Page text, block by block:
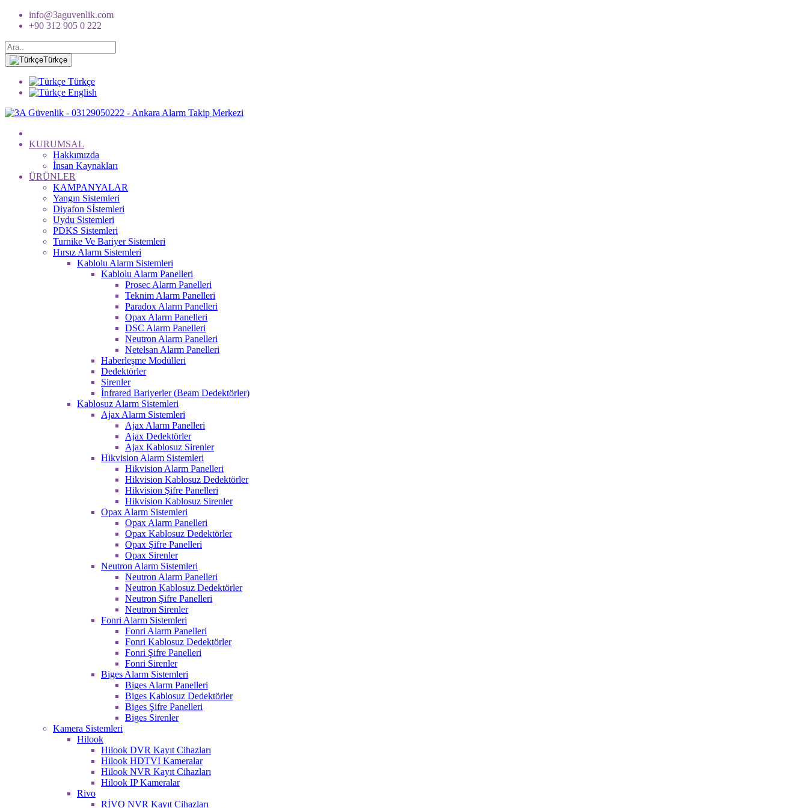
info@3aguvenlik.com
+90 312 905 0 222
Türkçe
Türkçe
English
KURUMSAL
Hakkımızda
İnsan Kaynakları
ÜRÜNLER
KAMPANYALAR
Yangın Sistemleri
Diyafon Sİstemleri
Uydu Sistemleri
PDKS Sistemleri
Turnike Ve Bariyer Sistemleri
Hırsız Alarm Sistemleri
Kablolu Alarm Sistemleri
Kablolu Alarm Panelleri
Prosec Alarm Panelleri
Teknim Alarm Panelleri
Paradox Alarm Panelleri
Opax Alarm Panelleri
DSC Alarm Panelleri
Neutron Alarm Panelleri
Netelsan Alarm Panelleri
Haberleşme Modülleri
Dedektörler
Sirenler
İnfrared Bariyerler (Beam Dedektörler)
Kablosuz Alarm Sistemleri
Ajax Alarm Sistemleri
Ajax Alarm Panelleri
Ajax Dedektörler
Ajax Kablosuz Sirenler
Hikvision Alarm Sistemleri
Hikvision Alarm Panelleri
Hikvision Kablosuz Dedektörler
Hikvision Şifre Panelleri
Hikvision Kablosuz Sirenler
Opax Alarm Sistemleri
Opax Alarm Panelleri
Opax Kablosuz Dedektörler
Opax Şifre Panelleri
Opax Sirenler
Neutron Alarm Sistemleri
Neutron Alarm Panelleri
Neutron Kablosuz Dedektörler
Neutron Şifre Panelleri
Neutron Sirenler
Fonri Alarm Sistemleri
Fonri Alarm Panelleri
Fonri Kablosuz Dedektörler
Fonri Şifre Panelleri
Fonri Sirenler
Biges Alarm Sistemleri
Biges Alarm Panelleri
Biges Kablosuz Dedektörler
Biges Şifre Panelleri
Biges Sirenler
Kamera Sistemleri
Hilook
Hilook DVR Kayıt Cihazları
Hilook HDTVI Kameralar
Hilook NVR Kayıt Cihazları
Hilook IP Kameralar
Rivo
RİVO NVR Kayıt Cihazları